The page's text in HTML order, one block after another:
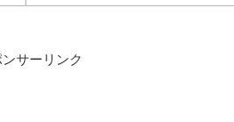
ンサーリンク